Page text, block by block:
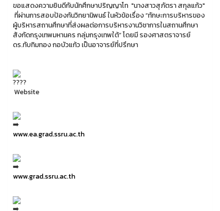
ขอแสดงความยินดีกับนักศึกษาปริญญาโท "นางสาวสุภัตรา สกุลแก้ว"
ที่ผ่านการสอบป้องกันวิทยานิพนธ์ ในหัวข้อเรื่อง “ทักษะการบริหารของ
ผู้บริหารสถานศึกษาที่ส่งผลต่อการบริหารงานวิชาการในสถานศึกษา
สังกัดกรุงเทพมหานคร กลุ่มกรุงเทพใต้“ โดยมี รองศาสตราจารย์
ดร.ทับทิมทอง กอบัวแก้ว เป็นอาจารย์ที่ปรึกษา
Website
www.ea.grad.ssru.ac.th
www.grad.ssru.ac.th